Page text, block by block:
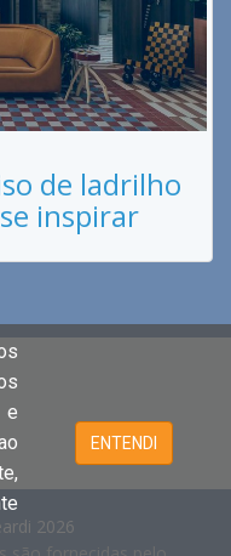
de ladrilho
inspirar
2026
ENTENDI